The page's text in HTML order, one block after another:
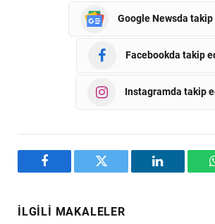
Google Newsda takip
Facebookda takip
Instagramda takip
Facebook Twitter LinkedIn
İLGILI MAKALELER